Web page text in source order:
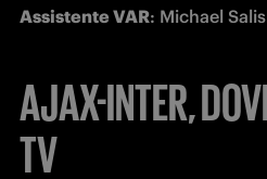
Assistente VAR: Michael
AJAX-INTER,
TV